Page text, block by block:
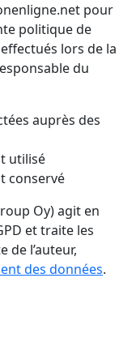
pour
politique de
lors de la
du
auprès des
utilisé
conservé
Oy) agit en
et traite les
l’auteur,
des données.